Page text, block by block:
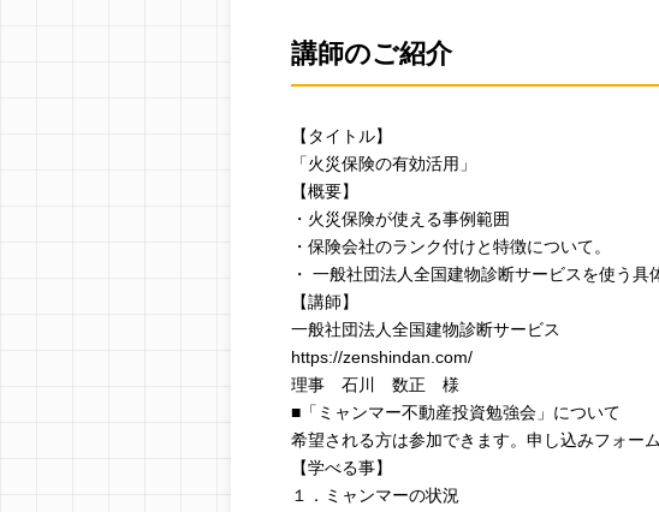
講師のご紹介
【タイトル】
「火災保険の有効活用」
【概要】
・火災保険が使える事例範囲
・保険会社のランク付けと特徴について。
・ 一般社団法人全国建物診断サービスを使う
【講師】
一般社団法人全国建物診断サービス
https://zenshindan.com/
理事 石川 数正 様
■「ミャンマー不動産投資勉強会」について
希望される方は参加できます。申し込みフォー
【学べる事】
１．ミャンマーの状況